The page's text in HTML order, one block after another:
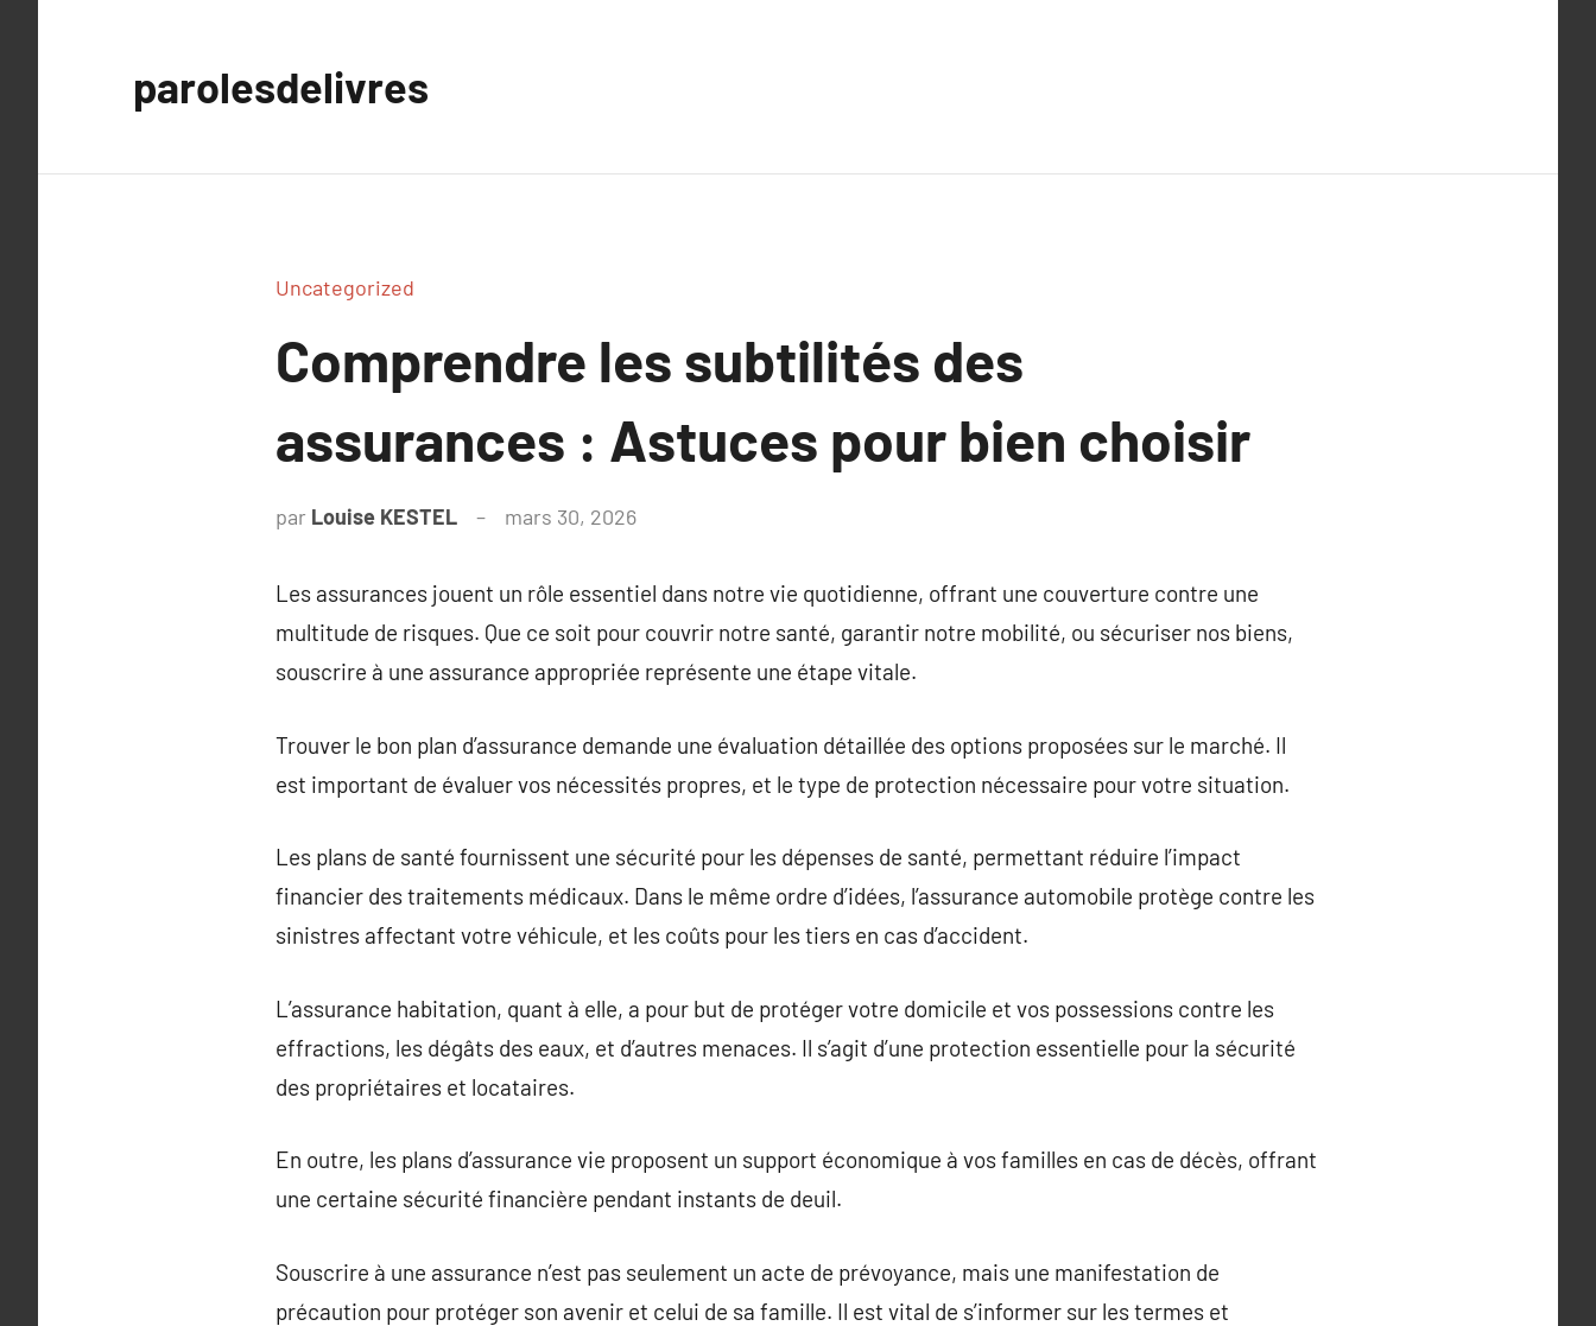
parolesdelivres
Uncategorized
Comprendre les subtilités des
assurances : Astuces pour bien choisir
par Louise KESTEL mars 30, 2026
Les assurances jouent un rôle essentiel dans notre vie quotidienne, offrant une couverture contre une
multitude de risques. Que ce soit pour couvrir notre santé, garantir notre mobilité, ou sécuriser nos biens,
souscrire à une assurance appropriée représente une étape vitale.
Trouver le bon plan d’assurance demande une évaluation détaillée des options proposées sur le marché. Il
est important de évaluer vos nécessités propres, et le type de protection nécessaire pour votre situation.
Les plans de santé fournissent une sécurité pour les dépenses de santé, permettant réduire l’impact
financier des traitements médicaux. Dans le même ordre d’idées, l’assurance automobile protège contre les
sinistres affectant votre véhicule, et les coûts pour les tiers en cas d’accident.
L’assurance habitation, quant à elle, a pour but de protéger votre domicile et vos possessions contre les
effractions, les dégâts des eaux, et d’autres menaces. Il s’agit d’une protection essentielle pour la sécurité
des propriétaires et locataires.
En outre, les plans d’assurance vie proposent un support économique à vos familles en cas de décès, offrant
une certaine sécurité financière pendant instants de deuil.
Souscrire à une assurance n’est pas seulement un acte de prévoyance, mais une manifestation de
précaution pour protéger son avenir et celui de sa famille. Il est vital de s’informer sur les termes et